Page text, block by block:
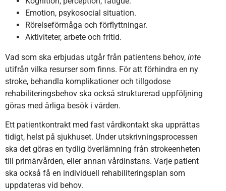
Emotion, psykosocial situation.
Rörelseförmåga och förflyttningar.
Aktiviteter, arbete och fritid.
Vad som ska erbjudas utgår från patientens behov, inte
utifrån vilka resurser som finns. För att förhindra en ny
stroke, behandla komplikationer och tillgodose
rehabiliteringsbehov ska också strukturerad uppföljning
göras med årliga besök i vården.
Ett patientkontrakt med fast vårdkontakt ska upprättas
tidigt, helst på sjukhuset. Under utskrivningsprocessen
ska det göras en tydlig överlämning från strokeenheten
till primärvården, eller annan vårdinstans. Varje patient
ska också få en individuell rehabiliteringsplan som
uppdateras vid behov.